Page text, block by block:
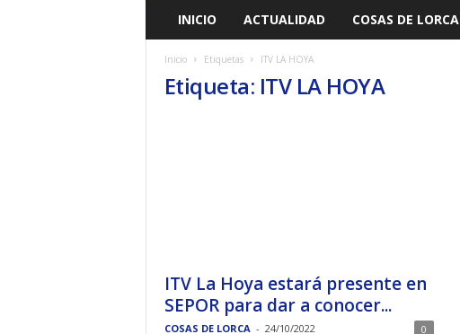
INICIO ACTUALIDAD COSAS DE LORCA
Inicio Etiquetas ITV LA HOYA
Etiqueta: ITV LA HOYA
ITV La Hoya estará presente en
SEPOR para dar a conocer...
COSAS DE LORCA - 24/10/2022 0